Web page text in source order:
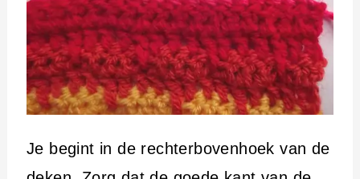
Je begint in de rechterbovenhoek van de